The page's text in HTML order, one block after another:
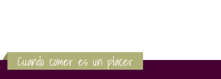
Cuando comer es un placer